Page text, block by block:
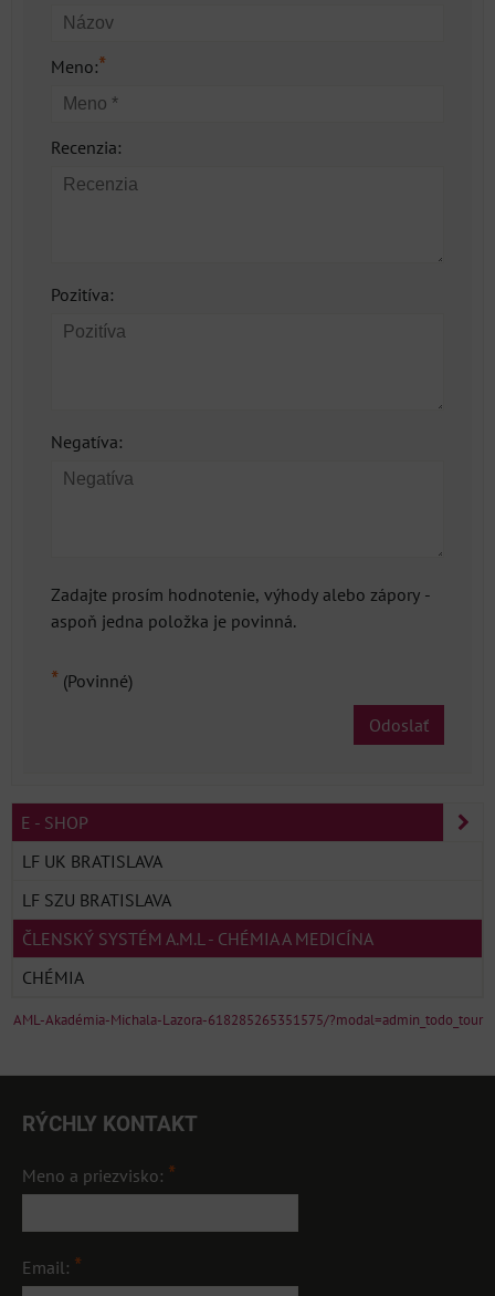
Meno:*
Recenzia:
Pozitíva:
Negatíva:
Zadajte prosím hodnotenie, výhody alebo zápory -
aspoň jedna položka je povinná.
* (Povinné)
Odoslať
E - SHOP
LF UK BRATISLAVA
LF SZU BRATISLAVA
ČLENSKÝ SYSTÉM A.M.L - CHÉMIA A MEDICÍNA
CHÉMIA
AML-Akadémia-Michala-Lazora-618285265351575/?modal=admin_todo_tour
RÝCHLY KONTAKT
Meno a priezvisko: *
Email: *